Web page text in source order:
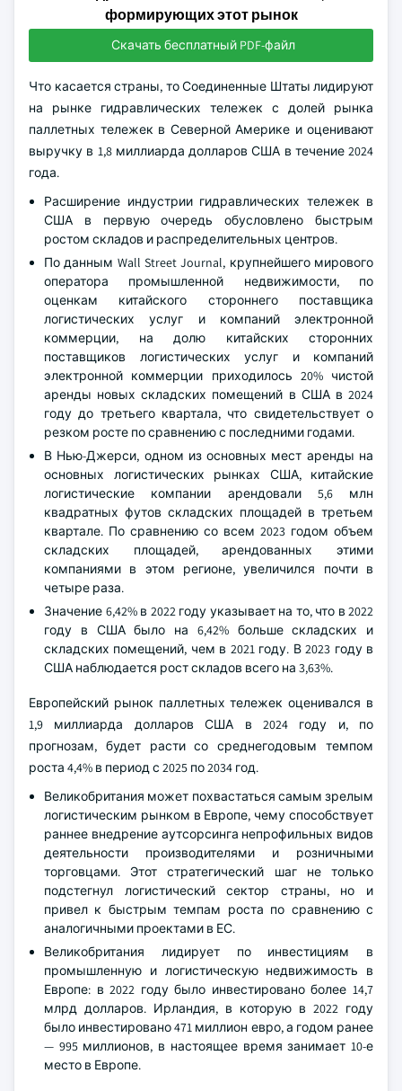
формирующих этот рынок
Скачать бесплатный PDF-файл
Что касается страны, то Соединенные Штаты лидируют
на рынке гидравлических тележек с долей рынка
паллетных тележек в Северной Америке и оценивают
выручку в 1,8 миллиарда долларов США в течение 2024
года.
Расширение индустрии гидравлических тележек в
США в первую очередь обусловлено быстрым
ростом складов и распределительных центров.
По данным Wall Street Journal, крупнейшего мирового
оператора промышленной недвижимости, по
оценкам китайского стороннего поставщика
логистических услуг и компаний электронной
коммерции, на долю китайских сторонних
поставщиков логистических услуг и компаний
электронной коммерции приходилось 20% чистой
аренды новых складских помещений в США в 2024
году до третьего квартала, что свидетельствует о
резком росте по сравнению с последними годами.
В Нью-Джерси, одном из основных мест аренды на
основных логистических рынках США, китайские
логистические компании арендовали 5,6 млн
квадратных футов складских площадей в третьем
квартале. По сравнению со всем 2023 годом объем
складских площадей, арендованных этими
компаниями в этом регионе, увеличился почти в
четыре раза.
Значение 6,42% в 2022 году указывает на то, что в 2022
году в США было на 6,42% больше складских и
складских помещений, чем в 2021 году. В 2023 году в
США наблюдается рост складов всего на 3,63%.
Европейский рынок паллетных тележек оценивался в
1,9 миллиарда долларов США в 2024 году и, по
прогнозам, будет расти со среднегодовым темпом
роста 4,4% в период с 2025 по 2034 год.
Великобритания может похвастаться самым зрелым
логистическим рынком в Европе, чему способствует
раннее внедрение аутсорсинга непрофильных видов
деятельности производителями и розничными
торговцами. Этот стратегический шаг не только
подстегнул логистический сектор страны, но и
привел к быстрым темпам роста по сравнению с
аналогичными проектами в ЕС.
Великобритания лидирует по инвестициям в
промышленную и логистическую недвижимость в
Европе: в 2022 году было инвестировано более 14,7
млрд долларов. Ирландия, в которую в 2022 году
было инвестировано 471 миллион евро, а годом ранее
— 995 миллионов, в настоящее время занимает 10-е
место в Европе.